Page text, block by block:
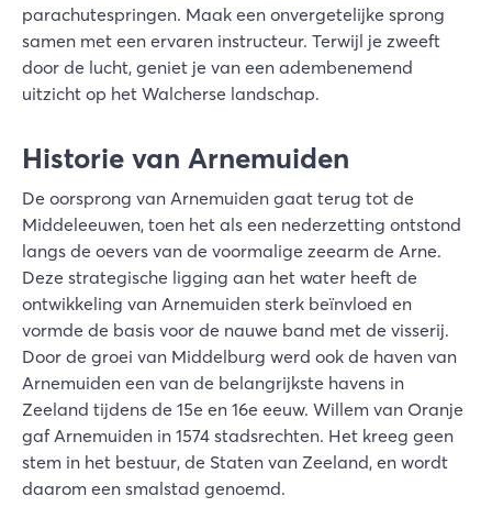
parachutespringen. Maak een onvergetelijke sprong
samen met een ervaren instructeur. Terwijl je zweeft
door de lucht, geniet je van een adembenemend
uitzicht op het Walcherse landschap.
Historie van Arnemuiden
De oorsprong van Arnemuiden gaat terug tot de
Middeleeuwen, toen het als een nederzetting ontstond
langs de oevers van de voormalige zeearm de Arne.
Deze strategische ligging aan het water heeft de
ontwikkeling van Arnemuiden sterk beïnvloed en
vormde de basis voor de nauwe band met de visserij.
Door de groei van Middelburg werd ook de haven van
Arnemuiden een van de belangrijkste havens in
Zeeland tijdens de 15e en 16e eeuw. Willem van Oranje
gaf Arnemuiden in 1574 stadsrechten. Het kreeg geen
stem in het bestuur, de Staten van Zeeland, en wordt
daarom een smalstad genoemd.